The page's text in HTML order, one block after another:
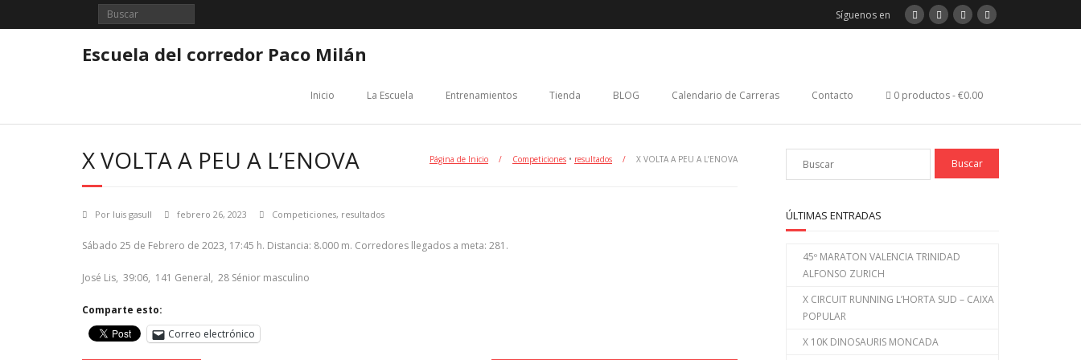
Síguenos en
Escuela del corredor Paco Milán
Inicio La Escuela Entrenamientos Tienda BLOG Calendario de Carreras Contacto 0 productos €0.00
X VOLTA A PEU A L’ENOVA Página de Inicio / Competiciones • resultados / X VOLTA A PEU A L’ENOVA
Por luis gasull febrero 26, 2023 Competiciones, resultados
Sábado 25 de Febrero de 2023, 17:45 h. Distancia: 8.000 m. Corredores llegados a meta: 281.
José Lis, 39:06, 141 General, 28 Sénior masculino
Comparte esto:
Correo electrónico
ÚLTIMAS ENTRADAS
45º MARATON VALENCIA TRINIDAD
ALFONSO ZURICH
X CIRCUIT RUNNING L’HORTA SUD – CAIXA
POPULAR
X 10K DINOSAURIS MONCADA